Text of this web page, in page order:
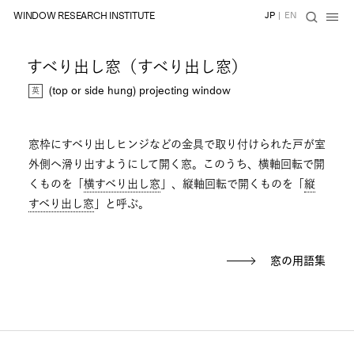
WINDOW RESEARCH INSTITUTE JP | EN
すべり出し窓（すべり出し窓）
(top or side hung) projecting window
窓枠にすべり出しヒンジなどの金具で取り付けられた戸が室
外側へ滑り出すようにして開く窓。このうち、横軸回転で開
くものを「 横すべり出し窓 」、縦軸回転で開くものを「 縦
すべり出し窓 」と呼ぶ。
窓の用語集